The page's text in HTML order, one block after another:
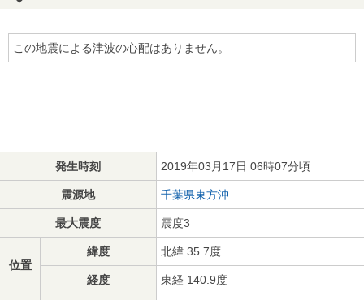
この地震による津波の心配はありません。
発生時刻 2019年03月17日 06時07分頃
震源地 千葉県東方沖
最大震度 震度3
位置
緯度 北緯 35.7度
経度 東経 140.9度